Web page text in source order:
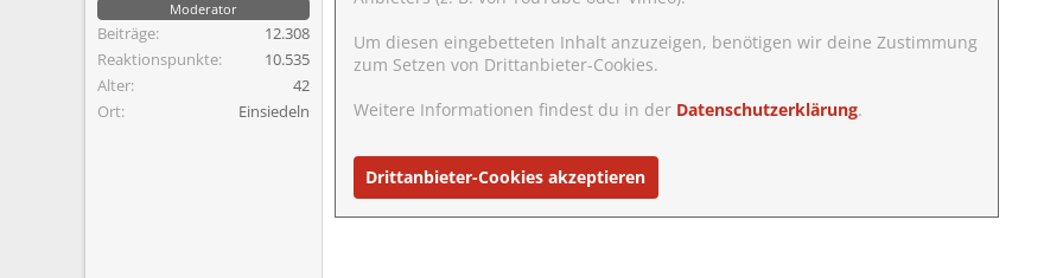
Moderator
Beiträge
12.308
Reaktionspunkte
10.535
Alter
42
Ort
Einsiedeln
Um diesen eingebetteten Inhalt anzuzeigen, benötigen wir deine Zustimmung
zum Setzen von Drittanbieter-Cookies.
Weitere Informationen findest du in der Datenschutzerklärung.
Drittanbieter-Cookies akzeptieren